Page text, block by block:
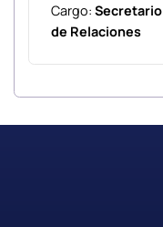
Cargo: Secretario
de Relaciones